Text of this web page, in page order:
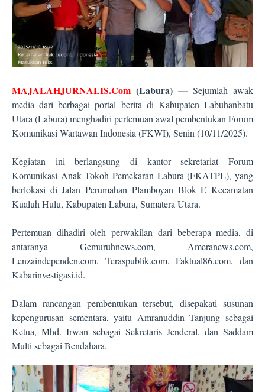
MAJALAHJURNALIS.Com (Labura) — Sejumlah awak
media dari berbagai portal berita di Kabupaten Labuhanbatu
Utara (Labura) menghadiri pertemuan awal pembentukan Forum
Komunikasi Wartawan Indonesia (FKWI), Senin (10/11/2025).
Kegiatan ini berlangsung di kantor sekretariat Forum
Komunikasi Anak Tokoh Pemekaran Labura (FKATPL), yang
berlokasi di Jalan Perumahan Plamboyan Blok E Kecamatan
Kualuh Hulu, Kabupaten Labura, Sumatera Utara.
Pertemuan dihadiri oleh perwakilan dari beberapa media, di
antaranya Gemuruhnews.com, Ameranews.com,
Lenzaindependen.com, Teraspublik.com, Faktual86.com, dan
Kabarinvestigasi.id.
Dalam rancangan pembentukan tersebut, disepakati susunan
kepengurusan sementara, yaitu Amranuddin Tanjung sebagai
Ketua, Mhd. Irwan sebagai Sekretaris Jenderal, dan Saddam
Multi sebagai Bendahara.